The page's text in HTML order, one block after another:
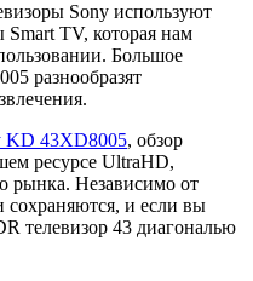
Sony используют
TV, которая нам
Большое
разнообразят
KD 43XD8005, обзор
ресурсе UltraHD,
рынка. Независимо от
сохраняются, и если вы
телевизор 43 диагональю